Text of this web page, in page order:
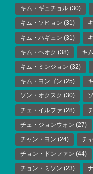
キム・ギュチョル (30)
キム・ソヒョン (31)
キム・ハギュン (31)
キム・ヘオク (38) キ
キム・ミンジョン (32)
キム・ヨンゴン (25)
ソン・オクスク (30)
チェ・イルファ (28)
チェ・ジョンウォン (27)
チャン・ヨン (24) チ
チョン・ドンファン (44)
チョン・ミソン (23)